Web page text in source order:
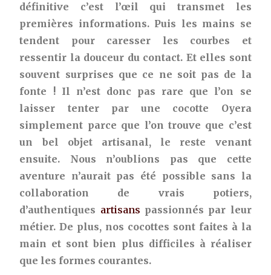
définitive c’est l’œil qui transmet les
premières informations. Puis les mains se
tendent pour caresser les courbes et
ressentir la douceur du contact. Et elles sont
souvent surprises que ce ne soit pas de la
fonte ! Il n’est donc pas rare que l’on se
laisser tenter par une cocotte Oyera
simplement parce que l’on trouve que c’est
un bel objet artisanal, le reste venant
ensuite. Nous n’oublions pas que cette
aventure n’aurait pas été possible sans la
collaboration de vrais potiers,
d’authentiques artisans passionnés par leur
métier. De plus, nos cocottes sont faites à la
main et sont bien plus difficiles à réaliser
que les formes courantes.